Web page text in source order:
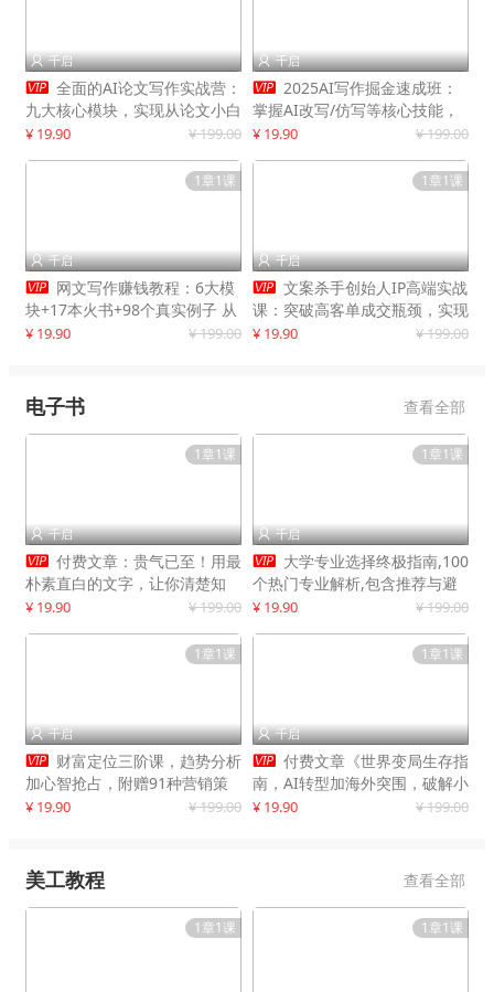
 千启
 全面的AI论文写作实战营：
九大核心模块，实现从论文小白
到高效产出的跨越
¥ 19.90 ¥ 199.00
 千启
 2025AI写作掘金速成班：
掌握AI改写/仿写等核心技能，
实现单篇文案变现500+
¥ 19.90 ¥ 199.00
1章1课
 千启
 网文写作赚钱教程：6大模
块+17本火书+98个真实例子 从
入门到精通实战方法
¥ 19.90 ¥ 199.00
1章1课
 千启
 文案杀手创始人IP高端实战
课：突破高客单成交瓶颈，实现
IP商业价值最大化
¥ 19.90 ¥ 199.00
电子书 查看全部
1章1课
 千启
 付费文章：贵气已至！用最
朴素直白的文字，让你清楚知
道，该如何接住这一次时代的泼
¥ 19.90 ¥ 199.00
1章1课
 千启
 大学专业选择终极指南,100
个热门专业解析,包含推荐与避
雷实用建议
¥ 19.90 ¥ 199.00
1章1课
 千启
 财富定位三阶课，趋势分析
加心智抢占，附赠91种营销策
略模型
¥ 19.90 ¥ 199.00
1章1课
 千启
 付费文章《世界变局生存指
南，AI转型加海外突围，破解小
城市生存陷阱》
¥ 19.90 ¥ 199.00
美工教程 查看全部
1章1课 1章1课